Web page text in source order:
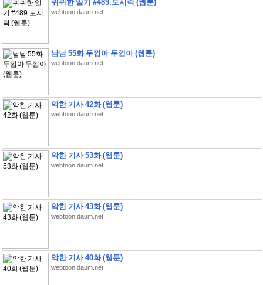
퀴퀴한 일기 #489.도시락 (웹툰)
webtoon.daum.net
남남 55화 두껍아 두껍아 (웹툰)
webtoon.daum.net
악한 기사 42화 (웹툰)
webtoon.daum.net
악한 기사 53화 (웹툰)
webtoon.daum.net
악한 기사 43화 (웹툰)
webtoon.daum.net
악한 기사 40화 (웹툰)
webtoon.daum.net